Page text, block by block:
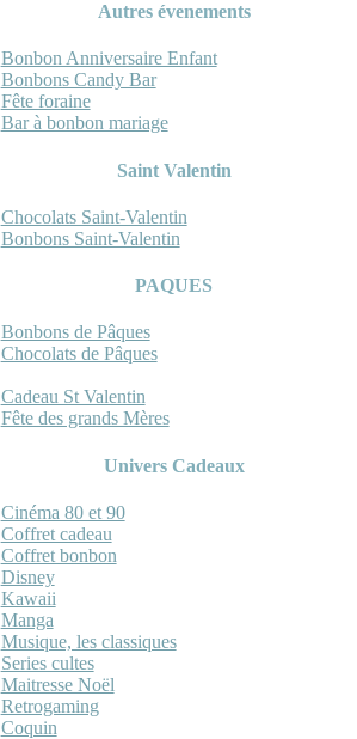
Autres évenements
Bonbon Anniversaire Enfant
Bonbons Candy Bar
Fête foraine
Bar à bonbon mariage
Saint Valentin
Chocolats Saint-Valentin
Bonbons Saint-Valentin
PAQUES
Bonbons de Pâques
Chocolats de Pâques
Cadeau St Valentin
Fête des grands Mères
Univers Cadeaux
Cinéma 80 et 90
Coffret cadeau
Coffret bonbon
Disney
Kawaii
Manga
Musique, les classiques
Series cultes
Maitresse Noël
Retrogaming
Coquin